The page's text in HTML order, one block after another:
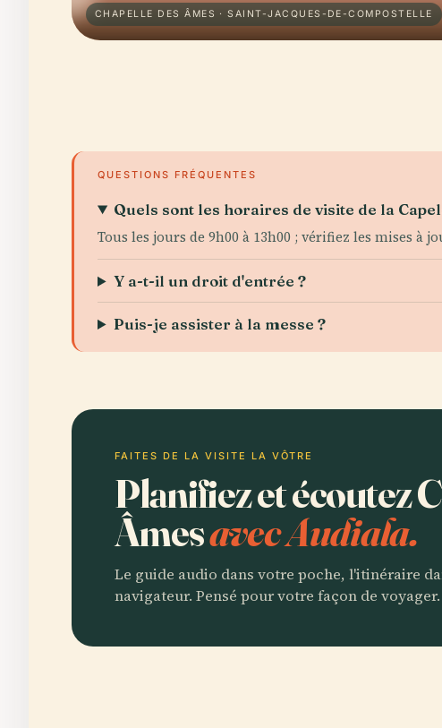
CHAPELLE DES ÂMES · SAINT-JACQUES-DE-COMPOSTELLE
QUESTIONS FRÉQUENTES
Quels sont les horaires de visite de la
Tous les jours de 9h00 à 13h00 ; vérifiez les mises à
Y a-t-il un droit d'entrée ?
Puis-je assister à la messe ?
FAITES DE LA VISITE LA VÔTRE
Planifiez et écoutez
Âmesavec Audiala.
Le guide audio dans votre poche, l'itinéraire
navigateur. Pensé pour votre façon de voyager.